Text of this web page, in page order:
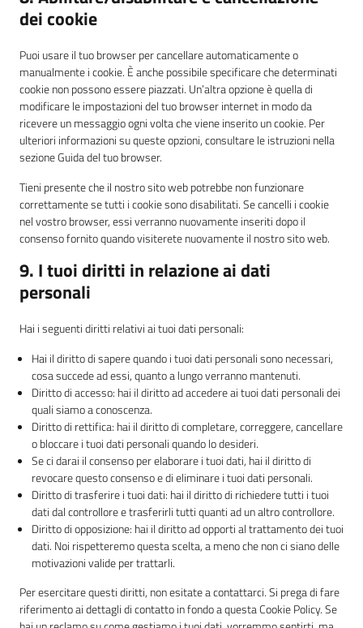
dei cookie
Puoi usare il tuo browser per cancellare automaticamente o
manualmente i cookie. È anche possibile specificare che determinati
cookie non possono essere piazzati. Un’altra opzione è quella di
modificare le impostazioni del tuo browser internet in modo da
ricevere un messaggio ogni volta che viene inserito un cookie. Per
ulteriori informazioni su queste opzioni, consultare le istruzioni nella
sezione Guida del tuo browser.
Tieni presente che il nostro sito web potrebbe non funzionare
correttamente se tutti i cookie sono disabilitati. Se cancelli i cookie
nel vostro browser, essi verranno nuovamente inseriti dopo il
consenso fornito quando visiterete nuovamente il nostro sito web.
9. I tuoi diritti in relazione ai dati
personali
Hai i seguenti diritti relativi ai tuoi dati personali:
Hai il diritto di sapere quando i tuoi dati personali sono necessari,
cosa succede ad essi, quanto a lungo verranno mantenuti.
Diritto di accesso: hai il diritto ad accedere ai tuoi dati personali dei
quali siamo a conoscenza.
Diritto di rettifica: hai il diritto di completare, correggere, cancellare
o bloccare i tuoi dati personali quando lo desideri.
Se ci darai il consenso per elaborare i tuoi dati, hai il diritto di
revocare questo consenso e di eliminare i tuoi dati personali.
Diritto di trasferire i tuoi dati: hai il diritto di richiedere tutti i tuoi
dati dal controllore e trasferirli tutti quanti ad un altro controllore.
Diritto di opposizione: hai il diritto ad opporti al trattamento dei tuoi
dati. Noi rispetteremo questa scelta, a meno che non ci siano delle
motivazioni valide per trattarli.
Per esercitare questi diritti, non esitate a contattarci. Si prega di fare
riferimento ai dettagli di contatto in fondo a questa Cookie Policy. Se